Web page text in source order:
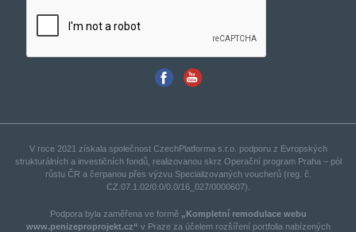
V roce 2021 získala společnost CzechPlatforma s.r.o. podporu z Evropských
strukturálních a investičních fondů, realizovanou skrz Operační program Praha – pól
růstu ČR a čerpanou přes výzvu Specializovaných voucherů (reg. č.
CZ.07.1.02/0.0/0.0/16_027/0000607).
Podpora byla zaměřena ve formě „Kompletní remodulace webu
www.penizeproprojekt.cz“ v Praze za účelem rozšíření portfolia nabízených